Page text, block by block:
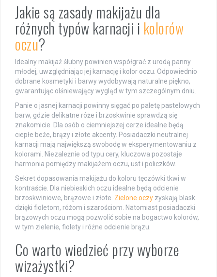
Jakie są zasady makijażu dla
różnych typów karnacji i kolorów
oczu?
Idealny makijaż ślubny powinien współgrać z urodą panny
młodej, uwzględniając jej karnację i kolor oczu. Odpowiednio
dobrane kosmetyki i barwy wydobywają naturalne piękno,
gwarantując olśniewający wygląd w tym szczególnym dniu.
Panie o jasnej karnacji powinny sięgać po paletę pastelowych
barw, gdzie delikatne róże i brzoskwinie sprawdzą się
znakomicie. Dla osób o ciemniejszej cerze idealne będą
ciepłe beże, brązy i złote akcenty. Posiadaczki neutralnej
karnacji mają największą swobodę w eksperymentowaniu z
kolorami. Niezależnie od typu cery, kluczowa pozostaje
harmonia pomiędzy makijażem oczu, ust i policzków.
Sekret dopasowania makijażu do koloru tęczówki tkwi w
kontraście. Dla niebieskich oczu idealne będą odcienie
brzoskwiniowe, brązowe i złote. Zielone oczy zyskają blask
dzięki fioletom, różom i szarościom. Natomiast posiadaczki
brązowych oczu mogą pozwolić sobie na bogactwo kolorów,
w tym zielenie, fiolety i różne odcienie brązu.
Co warto wiedzieć przy wyborze
wizażystki?